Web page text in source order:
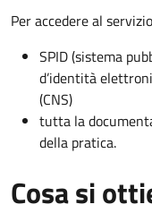
Per accedere al
SPID (sistema
d’identità
(CNS)
tutta la
della pratica.
Cosa si